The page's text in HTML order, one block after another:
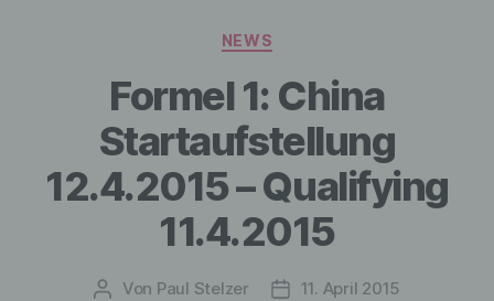
Kategorien
NEWS
Formel 1: China
Startaufstellung
12.4.2015 – Qualifying
11.4.2015
Beitragsautor
Von Paul Stelzer Veröffentlichungsdatum
11. April 2015